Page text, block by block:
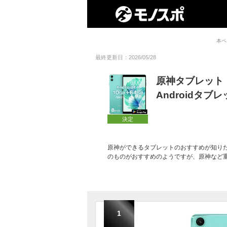
本
最終更新日：2026/05/28
決定
原神タブレッ
Androidタブレ
原神ができるタブレットのおすすめが知
のものがおすすめのようですが、原神など
1